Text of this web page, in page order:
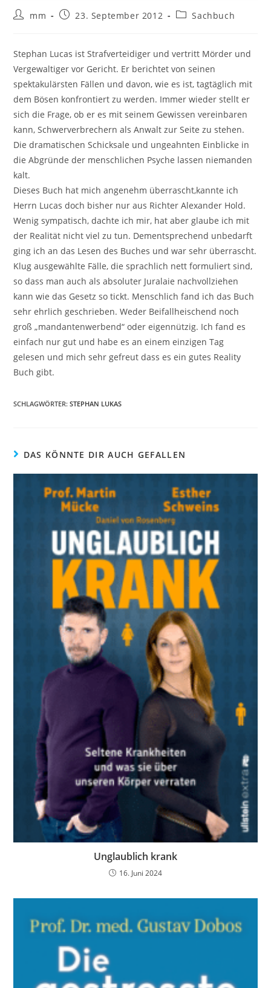
mm 23. September 2012 Sachbuch
Stephan Lucas ist Strafverteidiger und vertritt Mörder und
Vergewaltiger vor Gericht. Er berichtet von seinen
spektakulärsten Fällen und davon, wie es ist, tagtäglich mit
dem Bösen konfrontiert zu werden. Immer wieder stellt er
sich die Frage, ob er es mit seinem Gewissen vereinbaren
kann, Schwerverbrechern als Anwalt zur Seite zu stehen.
Die dramatischen Schicksale und ungeahnten Einblicke in
die Abgründe der menschlichen Psyche lassen niemanden
kalt.
Dieses Buch hat mich angenehm überrascht,kannte ich
Herrn Lucas doch bisher nur aus Richter Alexander Hold.
Wenig sympatisch, dachte ich mir, hat aber glaube ich mit
der Realität nicht viel zu tun. Dementsprechend unbedarft
ging ich an das Lesen des Buches und war sehr überrascht.
Klug ausgewählte Fälle, die sprachlich nett formuliert sind,
so dass man auch als absoluter Juralaie nachvollziehen
kann wie das Gesetz so tickt. Menschlich fand ich das Buch
sehr ehrlich geschrieben. Weder Beifallheischend noch
groß „mandantenwerbend“ oder eigennützig. Ich fand es
einfach nur gut und habe es an einem einzigen Tag
gelesen und mich sehr gefreut dass es ein gutes Reality
Buch gibt.
SCHLAGWÖRTER:STEPHAN LUKAS
DAS KÖNNTE DIR AUCH GEFALLEN
Unglaublich krank
16. Juni 2024